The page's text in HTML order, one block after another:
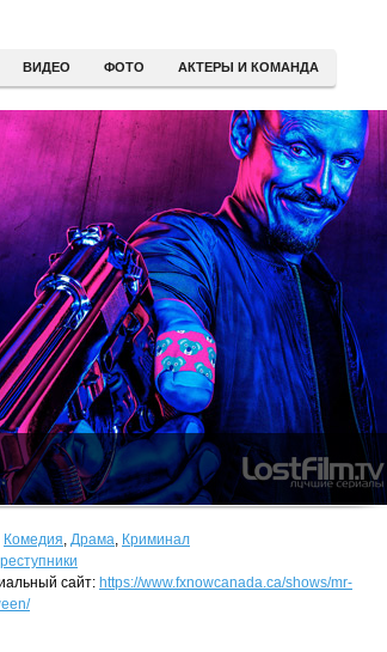
ВИДЕО ФОТО АКТЕРЫ И КОМАНДА
Комедия, Драма, Криминал
сайт: https://www.fxnowcanada.ca/shows/mr-